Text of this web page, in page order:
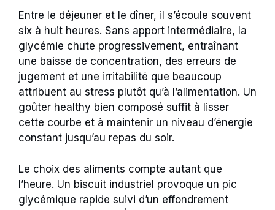
Entre le déjeuner et le dîner, il s’écoule souvent
six à huit heures. Sans apport intermédiaire, la
glycémie chute progressivement, entraînant
une baisse de concentration, des erreurs de
jugement et une irritabilité que beaucoup
attribuent au stress plutôt qu’à l’alimentation. Un
goûter healthy bien composé suffit à lisser
cette courbe et à maintenir un niveau d’énergie
constant jusqu’au repas du soir.
Le choix des aliments compte autant que
l’heure. Un biscuit industriel provoque un pic
glycémique rapide suivi d’un effondrement